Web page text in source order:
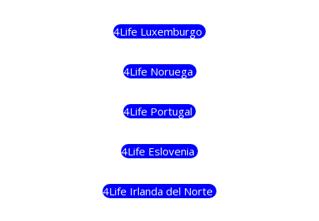
4Life Luxemburgo
4Life Noruega
4Life Portugal
4Life Eslovenia
4Life Irlanda del Norte